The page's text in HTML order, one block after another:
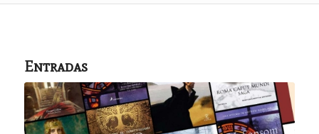
Entradas